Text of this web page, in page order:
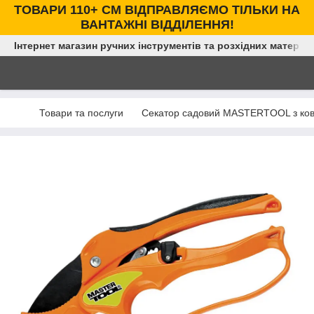
ТОВАРИ 110+ СМ ВІДПРАВЛЯЄМО ТІЛЬКИ НА
ВАНТАЖНІ ВІДДІЛЕННЯ!
Інтернет магазин ручних інструментів та розхідних
Товари та послуги Секатор садовий MASTERTOOL з